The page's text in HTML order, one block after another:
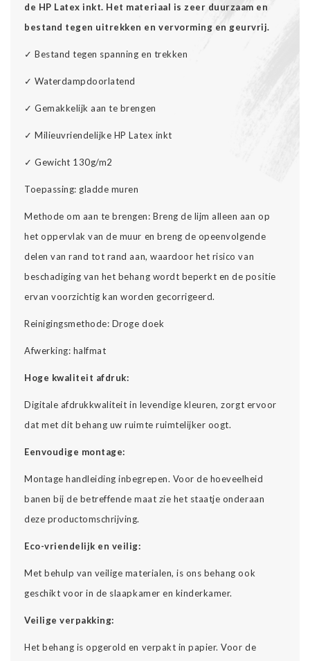
de HP Latex inkt. Het materiaal is zeer duurzaam en
bestand tegen uitrekken en vervorming en geurvrij.
✓ Bestand tegen spanning en trekken
✓ Waterdampdoorlatend
✓ Gemakkelijk aan te brengen
✓ Milieuvriendelijke HP Latex inkt
✓ Gewicht 130g/m2
Toepassing: gladde muren
Methode om aan te brengen: Breng de lijm alleen aan op
het oppervlak van de muur en breng de opeenvolgende
delen van rand tot rand aan, waardoor het risico van
beschadiging van het behang wordt beperkt en de positie
ervan voorzichtig kan worden gecorrigeerd.
Reinigingsmethode: Droge doek
Afwerking: halfmat
Hoge kwaliteit afdruk:
Digitale afdrukkwaliteit in levendige kleuren, zorgt ervoor
dat met dit behang uw ruimte ruimtelijker oogt.
Eenvoudige montage:
Montage handleiding inbegrepen. Voor de hoeveelheid
banen bij de betreffende maat zie het staatje onderaan
deze productomschrijving.
Eco-vriendelijk en veilig:
Met behulp van veilige materialen, is ons behang ook
geschikt voor in de slaapkamer en kinderkamer.
Veilige verpakking:
Het behang is opgerold en verpakt in papier. Voor de